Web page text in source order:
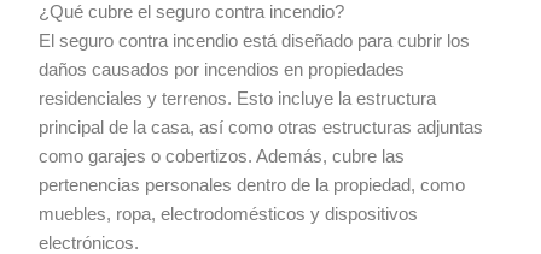
¿Qué cubre el seguro contra incendio?
El seguro contra incendio está diseñado para cubrir los
daños causados por incendios en propiedades
residenciales y terrenos. Esto incluye la estructura
principal de la casa, así como otras estructuras adjuntas
como garajes o cobertizos. Además, cubre las
pertenencias personales dentro de la propiedad, como
muebles, ropa, electrodomésticos y dispositivos
electrónicos.